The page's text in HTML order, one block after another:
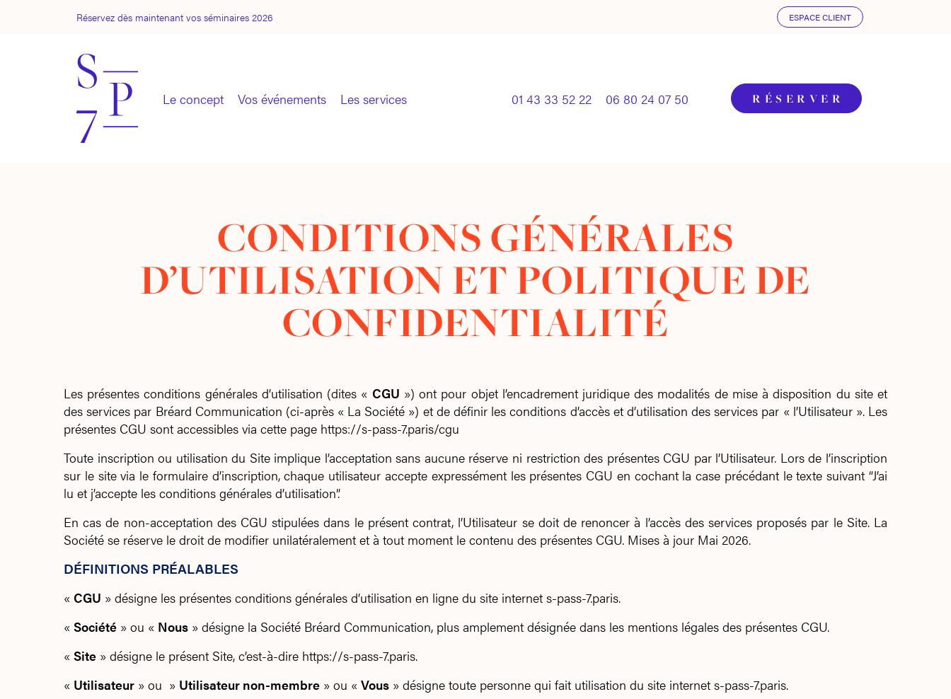
Réservez dès maintenant vos séminaires 2026 ESPACE CLIENT
Le concept Vos événements Les services 01 43 33 52 22 06 80 24 07 50 R É S E R V E R
CONDITIONS GÉNÉRALES
D’UTILISATION ET POLITIQUE DE
CONFIDENTIALITÉ
Les présentes conditions générales d’utilisation (dites « CGU ») ont pour objet l’encadrement juridique des modalités de mise à disposition du site et
des services par Bréard Communication (ci-après « La Société ») et de définir les conditions d’accès et d’utilisation des services par « l’Utilisateur ». Les
présentes CGU sont accessibles via cette page https://s-pass-7.paris/cgu
Toute inscription ou utilisation du Site implique l’acceptation sans aucune réserve ni restriction des présentes CGU par l’Utilisateur. Lors de l’inscription
sur le site via le formulaire d’inscription, chaque utilisateur accepte expressément les présentes CGU en cochant la case précédant le texte suivant “J’ai
lu et j’accepte les conditions générales d’utilisation”.
En cas de non-acceptation des CGU stipulées dans le présent contrat, l’Utilisateur se doit de renoncer à l’accès des services proposés par le Site. La
Société se réserve le droit de modifier unilatéralement et à tout moment le contenu des présentes CGU. Mises à jour Mai 2026.
DÉFINITIONS PRÉALABLES
« CGU » désigne les présentes conditions générales d’utilisation en ligne du site internet s-pass-7.paris.
« Société » ou « Nous » désigne la Société Bréard Communication, plus amplement désignée dans les mentions légales des présentes CGU.
« Site » désigne le présent Site, c’est-à-dire https://s-pass-7.paris.
« Utilisateur » ou » Utilisateur non-membre » ou « Vous » désigne toute personne qui fait utilisation du site internet s-pass-7.paris.